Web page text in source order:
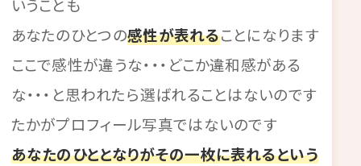
いうことも
あなたのひとつの感性が表れることになります
ここで感性が違うな・・・どこか違和感がある
な・・・と思われたら選ばれることはないのです
たかがプロフィール写真ではないのです
あなたのひととなりがその一枚に表れるという